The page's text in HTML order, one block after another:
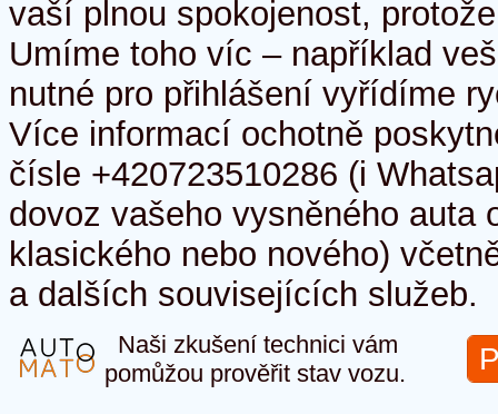
vaší plnou spokojenost,
Umíme toho víc – například
nutné pro přihlášení vyřídíme
Více informací ochotně
čísle +420723510286 (i
dovoz vašeho vysněného auta
klasického nebo nového)
a dalších souvisejících služeb.
Naši zkušení technici vám
pomůžou prověřit stav vozu.